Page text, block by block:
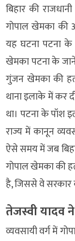
बिहार की
गोपाल खेमका की
यह घटना पटना के
खेमका पटना के
गुंजन खेमका की
थाना इलाके में कर
था। पटना के पॉश
राज्य में कानून
ऐसे समय में जब
गोपाल खेमका की
है, जिससे वे
तेजस्वी यादव
व्यवसायी वर्ग में